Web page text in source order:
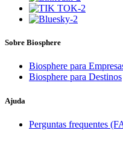
Sobre Biosphere
Biosphere para
Biosphere para Destinos
Ajuda
Perguntas frequentes